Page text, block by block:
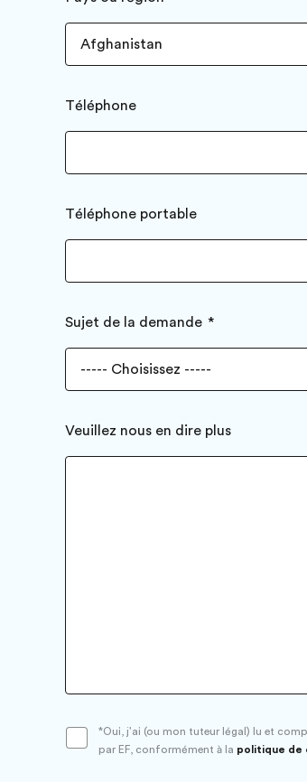
Téléphone
Téléphone portable
Sujet de la demande
Veuillez nous en dire plus
Oui, j'ai (ou mon tuteur légal) lu et
par EF, conformément à la politique de